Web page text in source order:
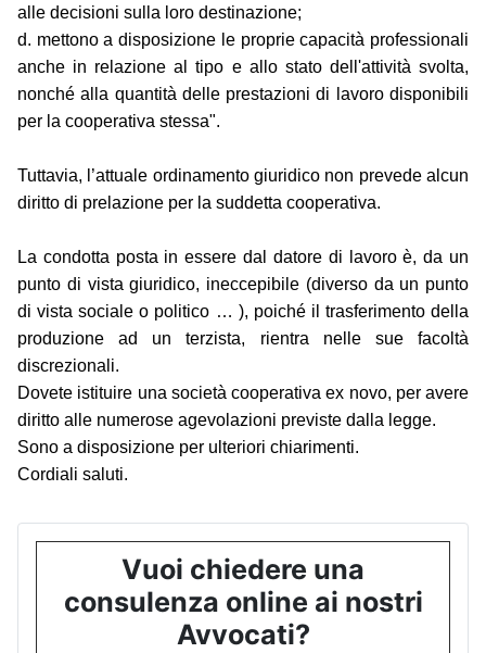
alle decisioni sulla loro destinazione;
d. mettono a disposizione le proprie capacità professionali
anche in relazione al tipo e allo stato dell'attività svolta,
nonché alla quantità delle prestazioni di lavoro disponibili
per la cooperativa stessa".
Tuttavia, l’attuale ordinamento giuridico non prevede alcun
diritto di prelazione per la suddetta cooperativa.
La condotta posta in essere dal datore di lavoro è, da un
punto di vista giuridico, ineccepibile (diverso da un punto
di vista sociale o politico … ), poiché il trasferimento della
produzione ad un terzista, rientra nelle sue facoltà
discrezionali.
Dovete istituire una società cooperativa ex novo, per avere
diritto alle numerose agevolazioni previste dalla legge.
Sono a disposizione per ulteriori chiarimenti.
Cordiali saluti.
Vuoi chiedere una
consulenza online ai nostri
Avvocati?